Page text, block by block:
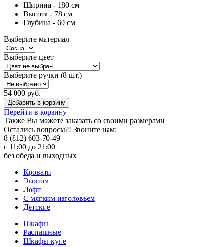
Ширина - 180 см
Высота - 78 см
Глубина - 60 см
Выберите материал
Выберите цвет
Выберите ручки (8 шт.)
54 000 руб.
Добавить в корзину
Перейти в корзину
Также Вы можете заказать со своими размерами
Остались вопросы?! Звоните нам:
8 (812) 603-70-49
с 11:00 до 21:00
без обеда и выходных
Кровати
Эконом
Лофт
С мягким изголовьем
Детские
Шкафы
Распашные
Шкафы-купе